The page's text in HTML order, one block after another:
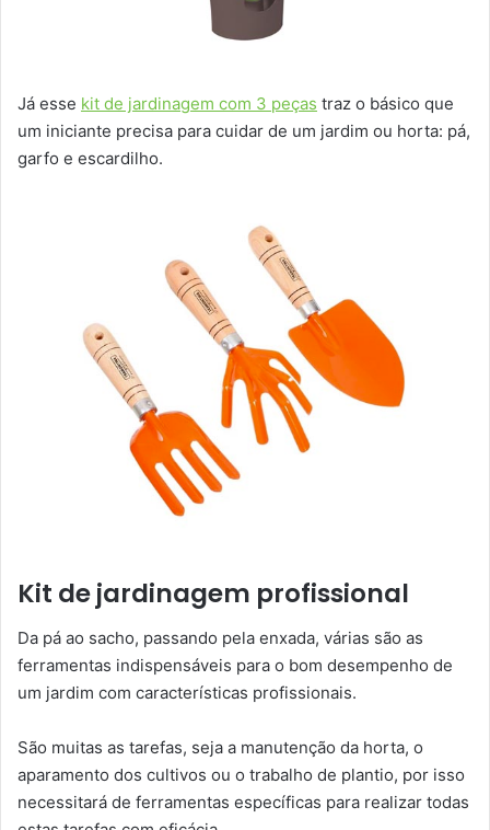
Já esse kit de jardinagem com 3 peças traz o básico que
um iniciante precisa para cuidar de um jardim ou horta: pá,
garfo e escardilho.
Kit de jardinagem profissional
Da pá ao sacho, passando pela enxada, várias são as
ferramentas indispensáveis ​​para o bom desempenho de
um jardim com características profissionais.
São muitas as tarefas, seja a manutenção da horta, o
aparamento dos cultivos ou o trabalho de plantio, por isso
necessitará de ferramentas específicas para realizar todas